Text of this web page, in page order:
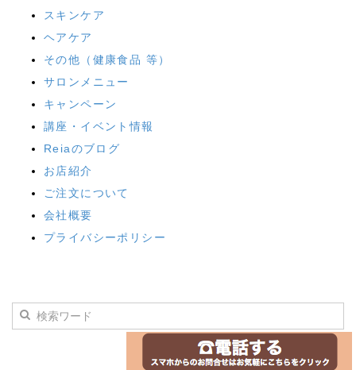
スキンケア
ヘアケア
その他（健康食品 等）
サロンメニュー
キャンペーン
講座・イベント情報
Reiaのブログ
お店紹介
ご注文について
会社概要
プライバシーポリシー